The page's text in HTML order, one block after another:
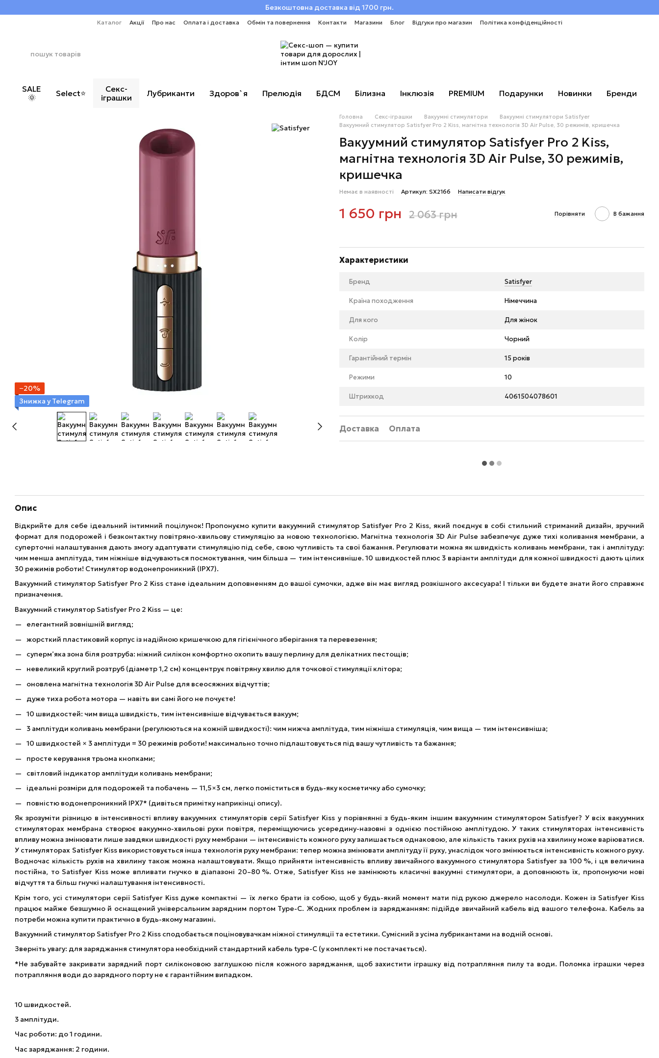
Безкоштовна доставка від 1700 грн.
Каталог Акції Про нас Оплата і доставка Обмін та повернення Контакти Магазини Блог Відгуки про магазин Політика конфіденційності
SALE
🌞
Select⭐
Секс-
іграшки
Лубриканти Здоров`я Прелюдія БДСМ Білизна Інклюзія PREMIUM Подарунки Новинки Бренди
−20%
Знижка у Telegram
Головна Секс-іграшки Вакуумні стимулятори
Вакуумні стимулятори Satisfyer
Вакуумний стимулятор Satisfyer Pro 2 Kiss, магнітна технологія 3D Air Pulse, 30 режимів, кришечка
Вакуумний стимулятор Satisfyer Pro 2 Kiss,
магнітна технологія 3D Air Pulse, 30 режимів,
кришечка
Немає в наявності Артикул: SX2166 Написати відгук
1 650 грн 2 063 грн Порівняти В бажання
Характеристики
Бренд Satisfyer
Країна походження Німеччина
Для кого Для жінок
Колір Чорний
Гарантійний термін 15 років
Режими 10
Штрихкод 4061504078601
Доставка Оплата
Опис
Відкрийте для себе ідеальний інтимний поцілунок! Пропонуємо купити вакуумний стимулятор Satisfyer Pro 2 Kiss, який поєднує в собі стильний стриманий дизайн, зручний
формат для подорожей і безконтактну повітряно-хвильову стимуляцію за новою технологією. Магнітна технологія 3D Air Pulse забезпечує дуже тихі коливання мембрани, а
суперточні налаштування дають змогу адаптувати стимуляцію під себе, свою чутливість та свої бажання. Регулювати можна як швидкість коливань мембрани, так і амплітуду:
чим менша амплітуда, тим ніжніше відчуваються посмоктування, чим більша — тим інтенсивніше. 10 швидкостей плюс 3 варіанти амплітуди для кожної швидкості дають цілих
30 режимів роботи! Стимулятор водонепроникний (IPX7).
Вакуумний стимулятор Satisfyer Pro 2 Kiss стане ідеальним доповненням до вашої сумочки, адже він має вигляд розкішного аксесуара! І тільки ви будете знати його справжнє
призначення.
Вакуумний стимулятор Satisfyer Pro 2 Kiss — це:
елегантний зовнішній вигляд;
жорсткий пластиковий корпус із надійною кришечкою для гігієнічного зберігання та перевезення;
суперм’яка зона біля розтруба: ніжний силікон комфортно охопить вашу перлину для делікатних пестощів;
невеликий круглий розтруб (діаметр 1,2 см) концентрує повітряну хвилю для точкової стимуляції клітора;
оновлена ​​магнітна технологія 3D Air Pulse для всеосяжних відчуттів;
дуже тиха робота мотора — навіть ви самі його не почуєте!
10 швидкостей: чим вища швидкість, тим інтенсивніше відчувається вакуум;
3 амплітуди коливань мембрани (регулюються на кожній швидкості): чим нижча амплітуда, тим ніжніша стимуляція, чим вища — тим інтенсивніша;
10 швидкостей × 3 амплітуди = 30 режимів роботи! максимально точно підлаштовується під вашу чутливість та бажання;
просте керування трьома кнопками;
світловий індикатор амплітуди коливань мембрани;
ідеальні розміри для подорожей та побачень — 11,5×3 см, легко поміститься в будь-яку косметичку або сумочку;
повністю водонепроникний IPX7* (дивіться примітку наприкінці опису).
Як зрозуміти різницю в інтенсивності впливу вакуумних стимуляторів серії Satisfyer Kiss у порівнянні з будь-яким іншим вакуумним стимулятором Satisfyer? У всіх вакуумних
стимуляторах мембрана створює вакуумно-хвильові рухи повітря, переміщуючись усередину-назовні з однією постійною амплітудою. У таких стимуляторах інтенсивність
впливу можна змінювати лише завдяки швидкості руху мембрани — інтенсивність кожного руху залишається однаковою, але кількість таких рухів на хвилину може варіюватися.
У стимуляторах Satisfyer Kiss використовується інша технологія руху мембрани: тепер можна змінювати амплітуду її руху, унаслідок чого змінюється інтенсивність кожного руху.
Водночас кількість рухів на хвилину також можна налаштовувати. Якщо прийняти інтенсивність впливу звичайного вакуумного стимулятора Satisfyer за 100 %, і ця величина
постійна, то Satisfyer Kiss може впливати гнучко в діапазоні 20–80 %. Отже, Satisfyer Kiss не замінюють класичні вакуумні стимулятори, а доповнюють їх, пропонуючи нові
відчуття та більш гнучкі налаштування інтенсивності.
Крім того, усі стимулятори серії Satisfyer Kiss дуже компактні — їх легко брати із собою, щоб у будь-який момент мати під рукою джерело насолоди. Кожен із Satisfyer Kiss
працює майже безшумно й оснащений універсальним зарядним портом Type-C. Жодних проблем із заряджанням: підійде звичайний кабель від вашого телефона. Кабель за
потреби можна купити практично в будь-якому магазині.
Вакуумний стимулятор Satisfyer Pro 2 Kiss сподобається поціновувачкам ніжної стимуляції та естетики. Сумісний з усіма лубрикантами на водній основі.
Зверніть увагу: для заряджання стимулятора необхідний стандартний кабель type-C (у комплекті не постачається).
*Не забувайте закривати зарядний порт силіконовою заглушкою після кожного заряджання, щоб захистити іграшку від потрапляння пилу та води. Поломка іграшки через
потрапляння води до зарядного порту не є гарантійним випадком.
10 швидкостей.
3 амплітуди.
Час роботи: до 1 години.
Час заряджання: 2 години.